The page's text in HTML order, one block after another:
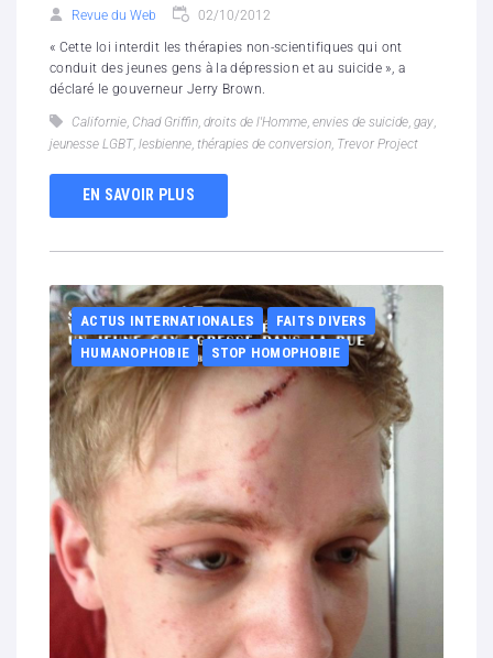
Revue du Web 02/10/2012
« Cette loi interdit les thérapies non-scientifiques qui ont
conduit des jeunes gens à la dépression et au suicide », a
déclaré le gouverneur Jerry Brown.
Californie Chad Griffin droits de l'Homme envies de suicide gay
jeunesse LGBT, lesbienne thérapies de conversion Trevor Project
EN SAVOIR PLUS
ACTUS INTERNATIONALES
FAITS DIVERS
HUMANOPHOBIE
STOP HOMOPHOBIE